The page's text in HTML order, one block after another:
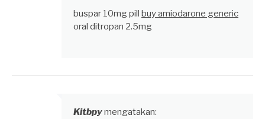
buspar 10mg pill buy amiodarone generic
oral ditropan 2.5mg
Kitbpymengatakan: